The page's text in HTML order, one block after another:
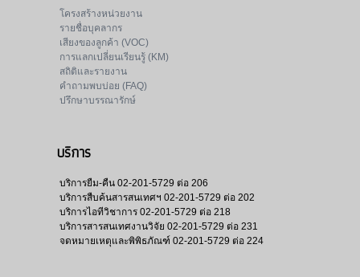
โครงสร้างหน่วยงาน
รายชื่อบุคลากร
เสียงของลูกค้า (VOC)
การแลกเปลี่ยนเรียนรู้ (KM)
สถิติและรายงาน
คำถามพบบ่อย (FAQ)
ปรึกษาบรรณารักษ์
บริการ
บริการยืม-คืน 02-201-5729 ต่อ 206
บริการสืบค้นสารสนเทศฯ 02-201-5729 ต่อ 202
บริการไอทีวิชาการ 02-201-5729 ต่อ 218
บริการสารสนเทศงานวิจัย 02-201-5729 ต่อ 231
จดหมายเหตุและพิพิธภัณฑ์ 02-201-5729 ต่อ 224